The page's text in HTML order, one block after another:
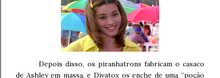
Depois disso, os piranhatrons fabricam o casaco
de Ashley em massa, e Divatox os enche de uma “poção